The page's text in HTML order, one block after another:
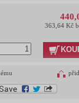
363,64 Kč